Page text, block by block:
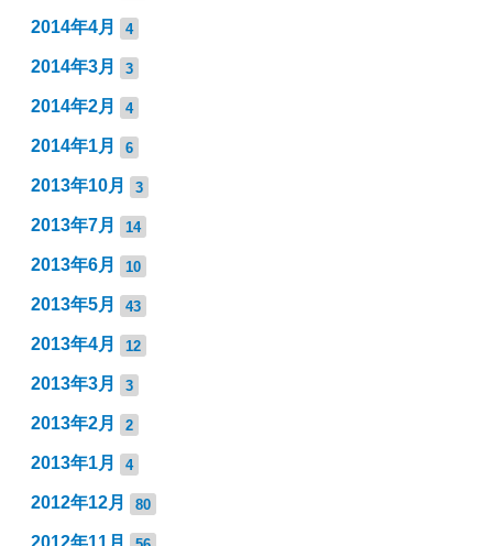
2014年4月 4
2014年3月 3
2014年2月 4
2014年1月 6
2013年10月 3
2013年7月 14
2013年6月 10
2013年5月 43
2013年4月 12
2013年3月 3
2013年2月 2
2013年1月 4
2012年12月 80